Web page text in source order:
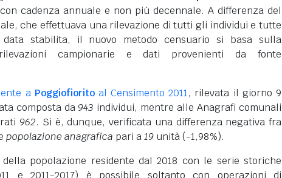
cadenza annuale e non più decennale. A differenza del
che effettuava una rilevazione di tutti gli individui e tutte
stabilita, il nuovo metodo censuario si basa sulla
campionarie e dati provenienti da fonte
a Poggiofioritoal Censimento 2011, rilevata il giorno 9
composta da 943 individui, mentre alle Anagrafi comunali
962. Si è, dunque, verificata una differenza negativa fra
popolazione anagrafica pari a19 unità (-1,98%).
popolazione residente dal 2018 con le serie storiche
e 2011-2017) è possibile soltanto con operazioni di